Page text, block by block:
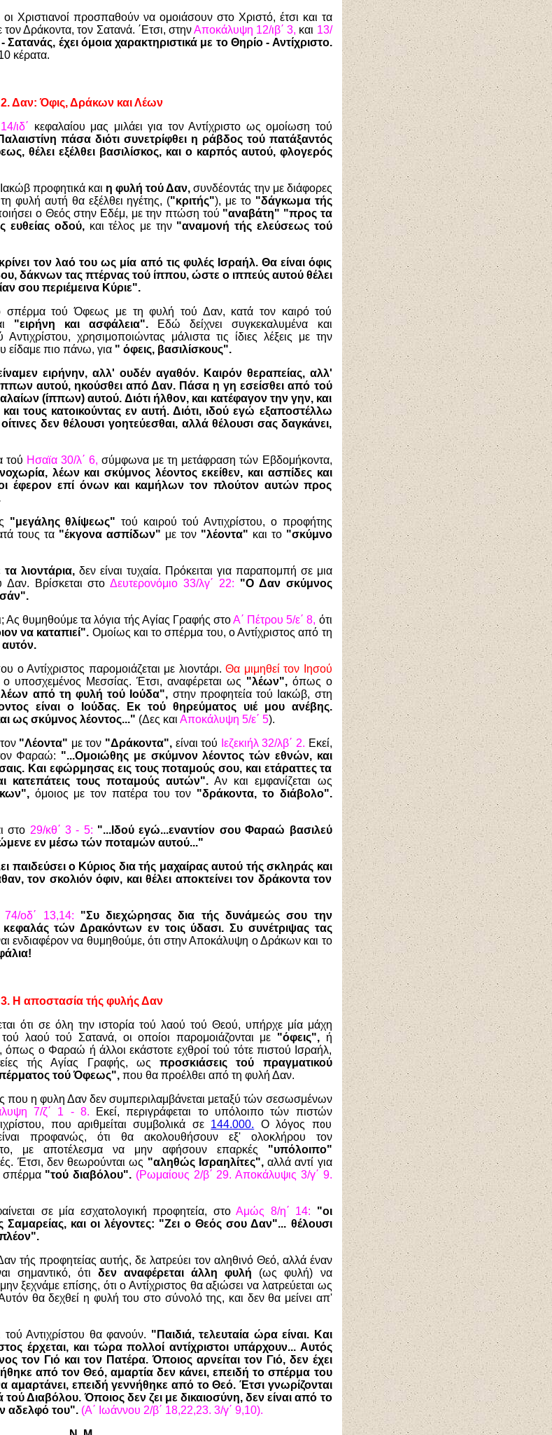
Χριστιανοί προσπαθούν να ομοιάσουν στο Χριστό, έτσι και τα
Δράκοντα, τον Σατανά. ΄Ετσι, στηνΑποκάλυψη 12/ιβ΄ 3, και 13/
έχει όμοια χαρακτηριστικά με το Θηρίο - Αντίχριστο.
κέρατα.
2.Δαν: Όφις, Δράκων και Λέων
14/ιδ΄ κεφαλαίου μας μιλάει για τον Αντίχριστο ως ομοίωση τού
πάσα διότι συνετρίφθει η ράβδος τού πατάξαντός
θέλει εξέλθει βασιλίσκος, και ο καρπός αυτού, φλογερός
προφητικά και η φυλή τού Δαν, συνδέοντάς την με διάφορες
φυλή αυτή θα εξέλθει ηγέτης, ("κριτής"), με το "δάγκωμα τής
ο Θεός στην Εδέμ, με την πτώση τού "αναβάτη" "προς τα
ευθείας οδού, και τέλος με την "αναμονή τής ελεύσεως τού
τον λαό του ως μία από τις φυλές Ισραήλ. Θα είναι όφις
δάκνων τας πτέρνας τού ίππου, ώστε ο ιππεύς αυτού θέλει
σου περιέμεινα Κύριε".
σπέρμα τού Όφεως με τη φυλή τού Δαν, κατά τον καιρό τού
"ειρήνη και ασφάλεια".
Εδώ δείχνει συγκεκαλυμένα και
χρησιμοποιώντας μάλιστα τις ίδιες λέξεις με την
είδαμε πιο πάνω, για " όφεις, βασιλίσκους".
ειρήνην, αλλ' ουδέν αγαθόν. Καιρόν θεραπείας, αλλ'
αυτού, ηκούσθει από Δαν. Πάσα η γη εσείσθει από τού
(ίππων) αυτού. Διότι ήλθον, και κατέφαγον την γην, και
τους κατοικούντας εν αυτή. Διότι, ιδού εγώ εξαποστέλλω
δεν θέλουσι γοητεύεσθαι, αλλά θέλουσι σας δαγκάνει,
τού Ησαϊα 30/λ΄ 6, σύμφωνα με τη μετάφραση τών Εβδομήκοντα,
λέων και σκύμνος λέοντος εκείθεν, και ασπίδες και
έφερον επί όνων και καμήλων τον πλούτον αυτών προς
"μεγάλης θλίψεως" τού καιρού τού Αντιχρίστου, ο προφήτης
τους τα "έκγονα ασπίδων" με τον "λέοντα" και το "σκύμνο
λιοντάρια, δεν είναι τυχαία. Πρόκειται για παραπομπή σε μια
Δαν. Βρίσκεται στοΔευτερονόμιο 33/λγ΄ 22: "Ο Δαν σκύμνος
Ας θυμηθούμε τα λόγια τής Αγίας Γραφής στοΑ΄ Πέτρου 5/ε΄ 8, ότι
να καταπιεί". Ομοίως και το σπέρμα του, ο Αντίχριστος από τη
αυτόν.
Αντίχριστος παρομοιάζεται με λιοντάρι. Θα μιμηθεί τον Ιησού
υποσχεμένος Μεσσίας. Έτσι, αναφέρεται ως "λέων",όπως ο
από τη φυλή τού Ιούδα", στην προφητεία τού Ιακώβ, στη
είναι ο Ιούδας. Εκ τού θηρεύματος υιέ μου ανέβης.
ως σκύμνος λέοντος..." (Δες και Αποκάλυψη 5/ε΄ 5).
"Λέοντα" με τον "Δράκοντα",είναι τού Ιεζεκιήλ 32/λβ΄ 2. Εκεί,
τον Φαραώ: "...Ομοιώθης με σκύμνον λέοντος τών εθνών, και
Και εφώρμησας εις τους ποταμούς σου, και ετάραττες τα
κατεπάτεις τους ποταμούς αυτών". Αν και εμφανίζεται ως
όμοιος με τον πατέρα του τον "δράκοντα, το διάβολο".
στο 29/κθ΄ 3 - 5: "...Ιδού εγώ...εναντίον σου Φαραώ βασιλεύ
εν μέσω τών ποταμών αυτού..."
παιδεύσει ο Κύριος δια τής μαχαίρας αυτού τής σκληράς και
τον σκολιόν όφιν, και θέλει αποκτείνει τον δράκοντα τον
74/οδ΄ 13,14:
"Συ διεχώρησας δια τής δυνάμεώς σου την
τών Δρακόντων εν τοις ύδασι. Συ συνέτριψας τας
ενδιαφέρον να θυμηθούμε, ότι στην Αποκάλυψη ο Δράκων και το
3. Η αποστασία τής φυλής Δαν
ότι σε όλη την ιστορία τού λαού τού Θεού, υπήρχε μία μάχη
λαού τού Σατανά, οι οποίοι παρομοιάζονται με "όφεις",ή
ο Φαραώ ή άλλοι εκάστοτε εχθροί τού τότε πιστού Ισραήλ,
τής Αγίας Γραφής, ωςπροσκιάσεις τού πραγματικού
τού Όφεως",που θα προέλθει από τη φυλή Δαν.
που η φυλη Δαν δεν συμπεριλαμβάνεται μεταξύ τών σεσωσμένων
7/ζ΄ 1 - 8. Εκεί, περιγράφεται το υπόλοιπο τών πιστών
που αριθμείται συμβολικά σε 144.000. Ο λόγος που
προφανώς, ότι θα ακολουθήσουν εξ' ολοκλήρου τον
με αποτέλεσμα να μην αφήσουν επαρκές "υπόλοιπο"
Έτσι, δεν θεωρούνται ως "αληθώς Ισραηλίτες",αλλά αντί για
σπέρμα "τού διαβόλου". (Ρωμαίους 2/β΄ 29. Αποκάλυψις 3/γ΄ 9.
σε μία εσχατολογική προφητεία, στοΑμώς 8/η΄ 14:
"οι
Σαμαρείας, και οι λέγοντες: "Ζει ο Θεός σου Δαν"... θέλουσι
τής προφητείας αυτής, δε λατρεύει τον αληθινό Θεό, αλλά έναν
σημαντικό, ότιδεν αναφέρεται άλλη φυλή (ως φυλή) να
ξεχνάμε επίσης, ότι ο Αντίχριστος θα αξιώσει να λατρεύεται ως
θα δεχθεί η φυλή του στο σύνολό της, και δεν θα μείνει απ'
Αντιχρίστου θα φανούν. "Παιδιά, τελευταία ώρα είναι. Και
έρχεται, και τώρα πολλοί αντίχριστοι υπάρχουν... Αυτός
τον Γιό και τον Πατέρα. Όποιος αρνείται τον Γιό, δεν έχει
από τον Θεό, αμαρτία δεν κάνει, επειδή το σπέρμα του
αμαρτάνει, επειδή γεννήθηκε από το Θεό. Έτσι γνωρίζονται
τού Διαβόλου. Όποιος δεν ζει με δικαιοσύνη, δεν είναι από το
αδελφό του". (Α΄ Ιωάννου 2/β΄ 18,22,23. 3/γ΄ 9,10).